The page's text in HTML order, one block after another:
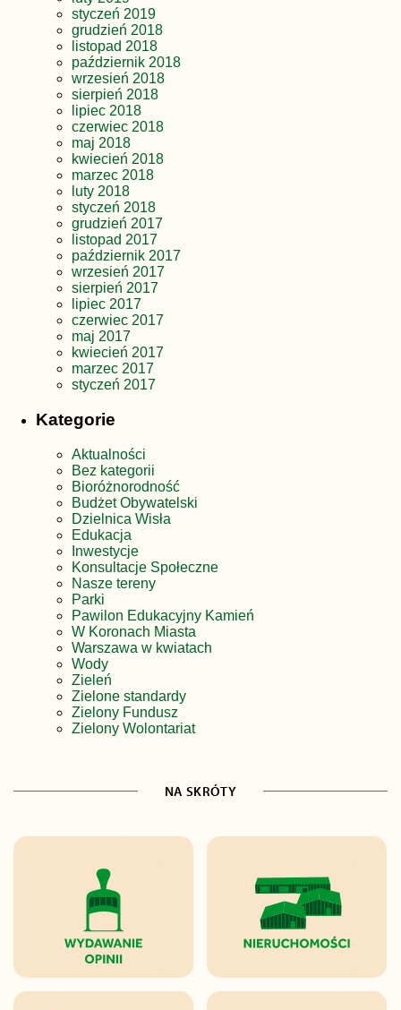
styczeń 2019
grudzień 2018
listopad 2018
październik 2018
wrzesień 2018
sierpień 2018
lipiec 2018
czerwiec 2018
maj 2018
kwiecień 2018
marzec 2018
luty 2018
styczeń 2018
grudzień 2017
listopad 2017
październik 2017
wrzesień 2017
sierpień 2017
lipiec 2017
czerwiec 2017
maj 2017
kwiecień 2017
marzec 2017
styczeń 2017
Kategorie
Aktualności
Bez kategorii
Bioróżnorodność
Budżet Obywatelski
Dzielnica Wisła
Edukacja
Inwestycje
Konsultacje Społeczne
Nasze tereny
Parki
Pawilon Edukacyjny Kamień
W Koronach Miasta
Warszawa w kwiatach
Wody
Zieleń
Zielone standardy
Zielony Fundusz
Zielony Wolontariat
NA SKRÓTY